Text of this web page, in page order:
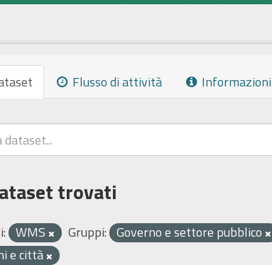
Flusso di attività Informazioni
trovati
WMS Gruppi: Governo e settore pubblico
e città